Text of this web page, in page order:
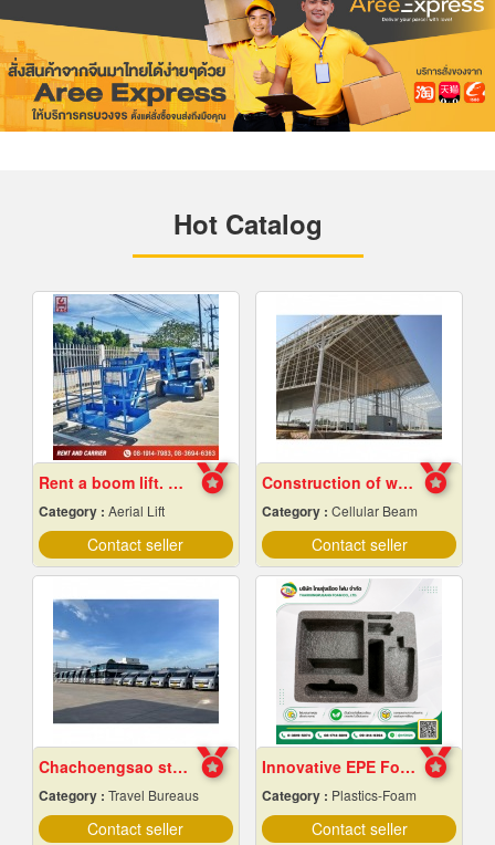
Hot Catalog
Rent a boom lift. Cheap price.
Category : Aerial Lift
Contact seller
Construction of warehouse structure
Category : Cellular Beam
Contact seller
Chachoengsao staff shuttle service
Category : Travel Bureaus
Contact seller
Innovative EPE Foam packaging
Category : Plastics-Foam
Contact seller